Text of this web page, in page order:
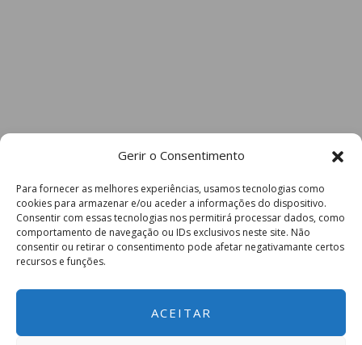
Gerir o Consentimento
Para fornecer as melhores experiências, usamos tecnologias como
cookies para armazenar e/ou aceder a informações do dispositivo.
Consentir com essas tecnologias nos permitirá processar dados, como
comportamento de navegação ou IDs exclusivos neste site. Não
consentir ou retirar o consentimento pode afetar negativamante certos
recursos e funções.
ACEITAR